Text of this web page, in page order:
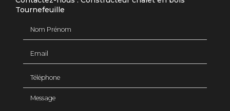
Tournefeuille
Message